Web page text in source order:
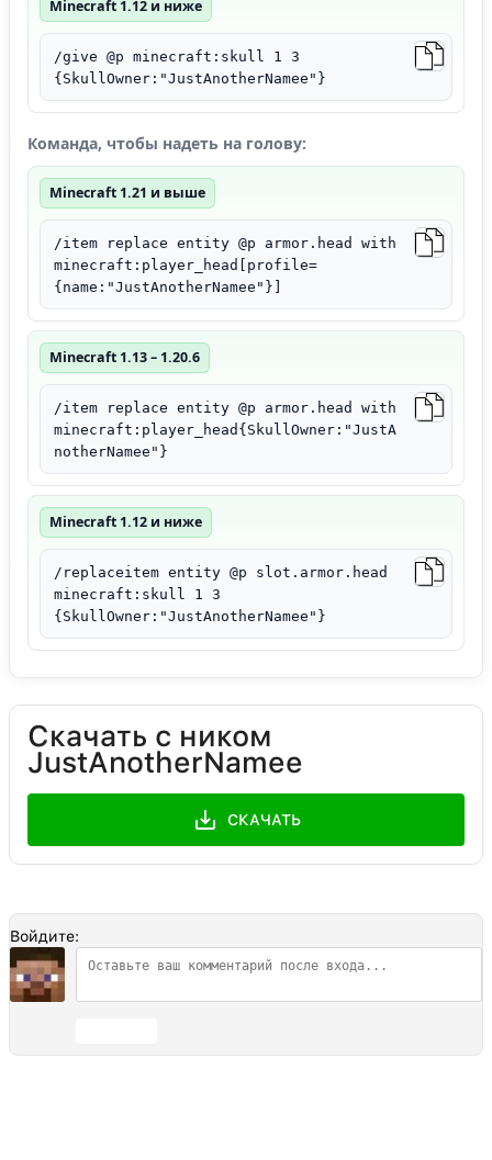
Minecraft 1.12 и ниже
/give @p minecraft:skull 1 3
{SkullOwner:"JustAnotherNamee"}
Команда, чтобы надеть на голову:
Minecraft 1.21 и выше
/item replace entity @p armor.head with
minecraft:player_head[profile=
{name:"JustAnotherNamee"}]
Minecraft 1.13 – 1.20.6
/item replace entity @p armor.head with
minecraft:player_head{SkullOwner:"JustA
notherNamee"}
Minecraft 1.12 и ниже
/replaceitem entity @p slot.armor.head
minecraft:skull 1 3
{SkullOwner:"JustAnotherNamee"}
Скачать с ником
JustAnotherNamee
СКАЧАТЬ
Войдите: